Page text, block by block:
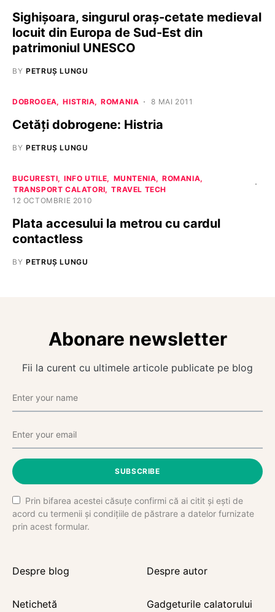
Sighișoara, singurul oraș-cetate medieval
locuit din Europa de Sud-Est din
patrimoniul UNESCO
BY PETRUȘ LUNGU
DOBROGEA HISTRIA ROMANIA 8 MAI 2011
Cetăţi dobrogene: Histria
BY PETRUȘ LUNGU
BUCURESTI INFO UTILE MUNTENIA
ROMANIA
TRANSPORT CALATORI
TRAVEL TECH
12 OCTOMBRIE 2010
Plata accesului la metrou cu cardul
contactless
BY PETRUȘ LUNGU
Abonare newsletter
Fii la curent cu ultimele articole publicate pe blog
SUBSCRIBE
Prin bifarea acestei căsuțe confirmi că ai citit și ești de
acord cu termenii și condițiile de păstrare a datelor furnizate
prin acest formular.
Despre blog Despre autor
Netichetă Gadgeturile calatorului